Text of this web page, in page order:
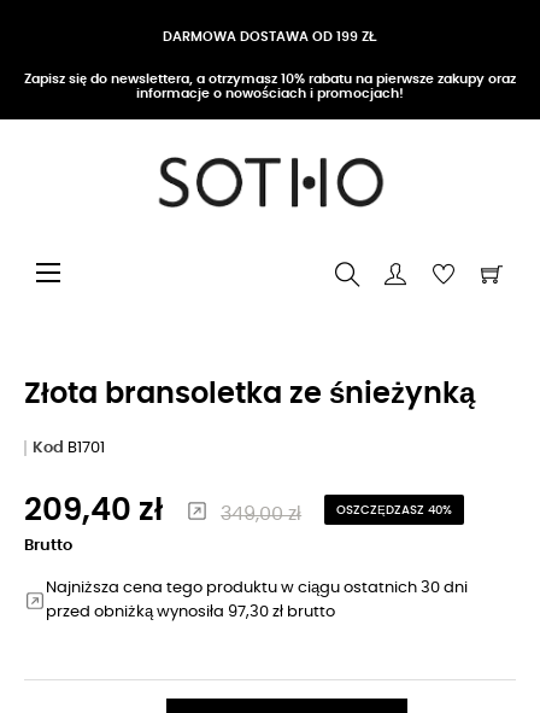
DARMOWA DOSTAWA OD 199 ZŁ
Zapisz się do newslettera, a otrzymasz 10% rabatu na pierwsze zakupy oraz
informacje o nowościach i promocjach!
Przełącz nawigację
☰
Złota bransoletka ze śnieżynką
Kod B1701
209,40 zł 349,00 zł OSZCZĘDZASZ 40%
Brutto
Najniższa cena tego produktu w ciągu ostatnich 30 dni
przed obniżką wynosiła 97,30 zł brutto